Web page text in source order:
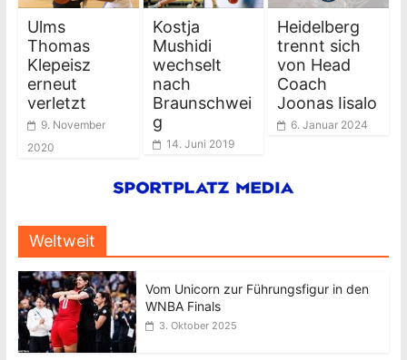
Ulms
Thomas
Klepeisz
erneut
verletzt
9. November
2020
Kostja
Mushidi
wechselt
nach
Braunschwei
g
14. Juni 2019
Heidelberg
trennt sich
von Head
Coach
Joonas Iisalo
6. Januar 2024
Weltweit
Vom Unicorn zur Führungsfigur in den
WNBA Finals
3. Oktober 2025